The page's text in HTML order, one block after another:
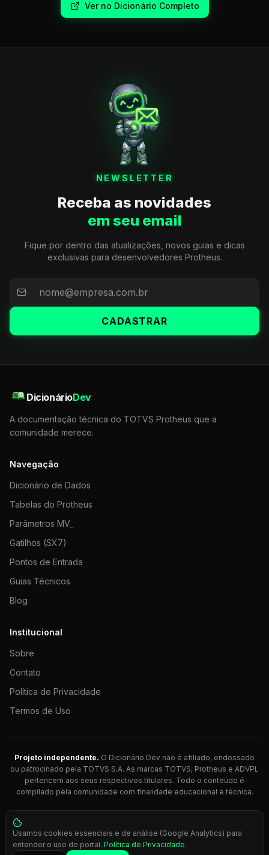
Ver no Dicionário Completo
NEWSLETTER
Receba as novidades
em seu email
Fique por dentro das atualizações, novos guias e dicas
exclusivas para desenvolvedores Protheus.
CADASTRAR
DicionárioDev
A documentação técnica do TOTVS Protheus que a
comunidade merece.
Navegação
Dicionário de Dados
Tabelas do Protheus
Parâmetros MV_
Gatilhos (SX7)
Pontos de Entrada
Guias Técnicos
Blog
Institucional
Sobre
Contato
Política de Privacidade
Termos de Uso
Projeto independente. O Dicionário Dev não é afiliado, endossado
ou patrocinado pela TOTVS S.A. As marcas TOTVS, Protheus e ADVPL
pertencem aos seus respectivos titulares. Todo o conteúdo é
compilado pela comunidade com finalidade educacional e técnica.
© 2026 Dicionário Dev. Feito com 💚 para desenvolvedores
Protheus.
Press Ctrl+K
Usamos cookies essenciais e de análise (Google Analytics) para
entender o uso do portal. Política de Privacidade